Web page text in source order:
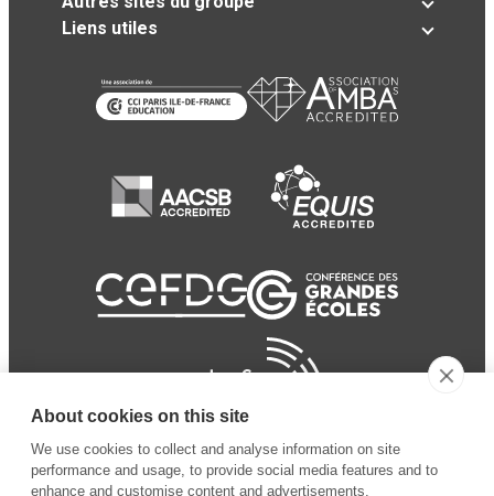
Liens utiles
About cookies on this site
We use cookies to collect and analyse information on site
performance and usage, to provide social media features and to
enhance and customise content and advertisements.